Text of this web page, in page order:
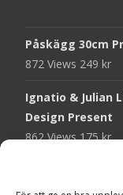
Påskägg 30cm
872 Views 249 kr
Ignatio & Julian
Design Present
862 Views175kr
Chokladmynt
819 Views25kr